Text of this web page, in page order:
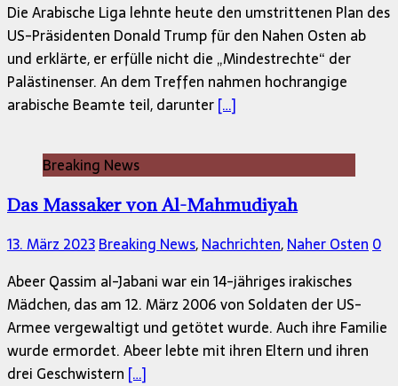
Die Arabische Liga lehnte heute den umstrittenen Plan des
US-Präsidenten Donald Trump für den Nahen Osten ab
und erklärte, er erfülle nicht die „Mindestrechte“ der
Palästinenser. An dem Treffen nahmen hochrangige
arabische Beamte teil, darunter[…]
Breaking News
Das Massaker von Al-Mahmudiyah
13. März 2023Breaking News,Nachrichten,Naher Osten 0
Abeer Qassim al-Jabani war ein 14-jähriges irakisches
Mädchen, das am 12. März 2006 von Soldaten der US-
Armee vergewaltigt und getötet wurde. Auch ihre Familie
wurde ermordet. Abeer lebte mit ihren Eltern und ihren
drei Geschwistern […]